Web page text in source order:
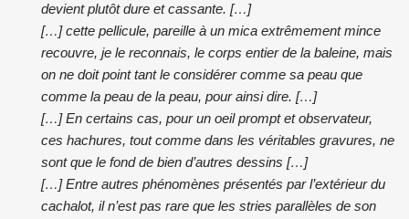
devient plutôt dure et cassante. […]
[…] cette pellicule, pareille à un mica extrêmement mince
recouvre, je le reconnais, le corps entier de la baleine, mais
on ne doit point tant le considérer comme sa peau que
comme la peau de la peau, pour ainsi dire. […]
[…] En certains cas, pour un oeil prompt et observateur,
ces hachures, tout comme dans les véritables gravures, ne
sont que le fond de bien d’autres dessins […]
[…] Entre autres phénomènes présentés par l’extérieur du
cachalot, il n’est pas rare que les stries parallèles de son